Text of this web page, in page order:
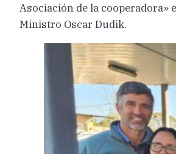
Asociación de la cooperadora»
Ministro Oscar Dudik.